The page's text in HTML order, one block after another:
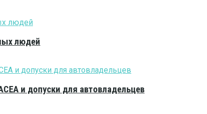
людей
и допуски для автовладельцев